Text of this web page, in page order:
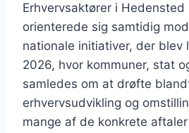
Erhvervsaktører i Hedensted
orienterede sig samtidig
nationale initiativer, der blev
2026, hvor kommuner, stat
samledes om at drøfte
erhvervsudvikling og
mange af de konkrete